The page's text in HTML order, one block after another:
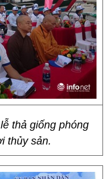
thả giống phóng
thủy sản.